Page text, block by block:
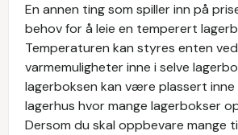
En annen ting som spiller inn på
behov for å leie en temperert
Temperaturen kan styres enten
varmemuligheter inne i selve
lagerboksen kan være plassert
lagerhus hvor mange lagerbokser
Dersom du skal oppbevare mange